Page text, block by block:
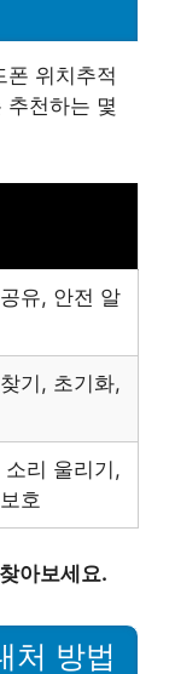
폰 위치추적
추천하는 몇
유, 안전 알
기, 초기화,
리 울리기,
호
아보세요.
처 방법